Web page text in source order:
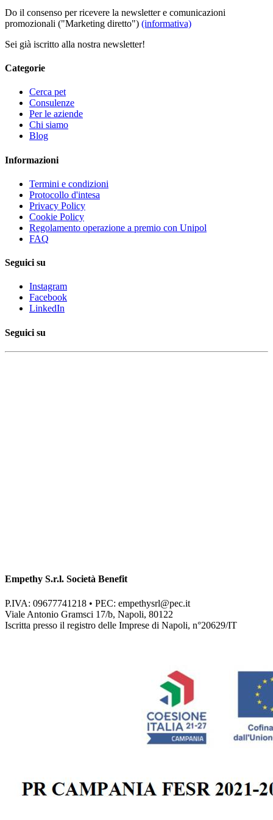
Do il consenso per ricevere la newsletter e comunicazioni
promozionali ("Marketing diretto") (informativa)
Sei già iscritto alla nostra newsletter!
Categorie
Cerca pet
Consulenze
Per le aziende
Chi siamo
Blog
Informazioni
Termini e condizioni
Protocollo d'intesa
Privacy Policy
Cookie Policy
Regolamento operazione a premio con Unipol
FAQ
Seguici su
Instagram
Facebook
LinkedIn
Seguici su
Empethy S.r.l. Società Benefit
P.IVA: 09677741218 • PEC: empethysrl@pec.it
Viale Antonio Gramsci 17/b, Napoli, 80122
Iscritta presso il registro delle Imprese di Napoli, n°20629/IT